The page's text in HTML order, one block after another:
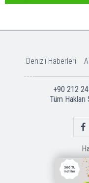
Denizli Haberleri
+90 212
Tüm Hakları